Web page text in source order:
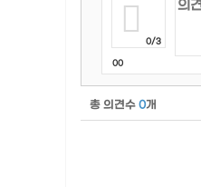
0/3
00
총 의견수 0개